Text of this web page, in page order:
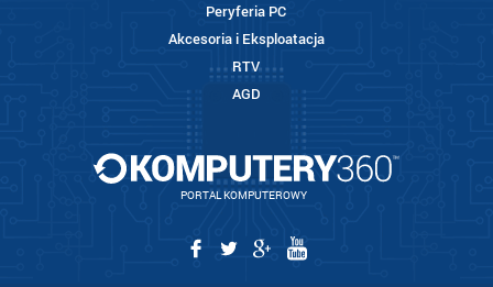
Peryferia PC
Akcesoria i Eksploatacja
RTV
AGD
PORTAL KOMPUTEROWY